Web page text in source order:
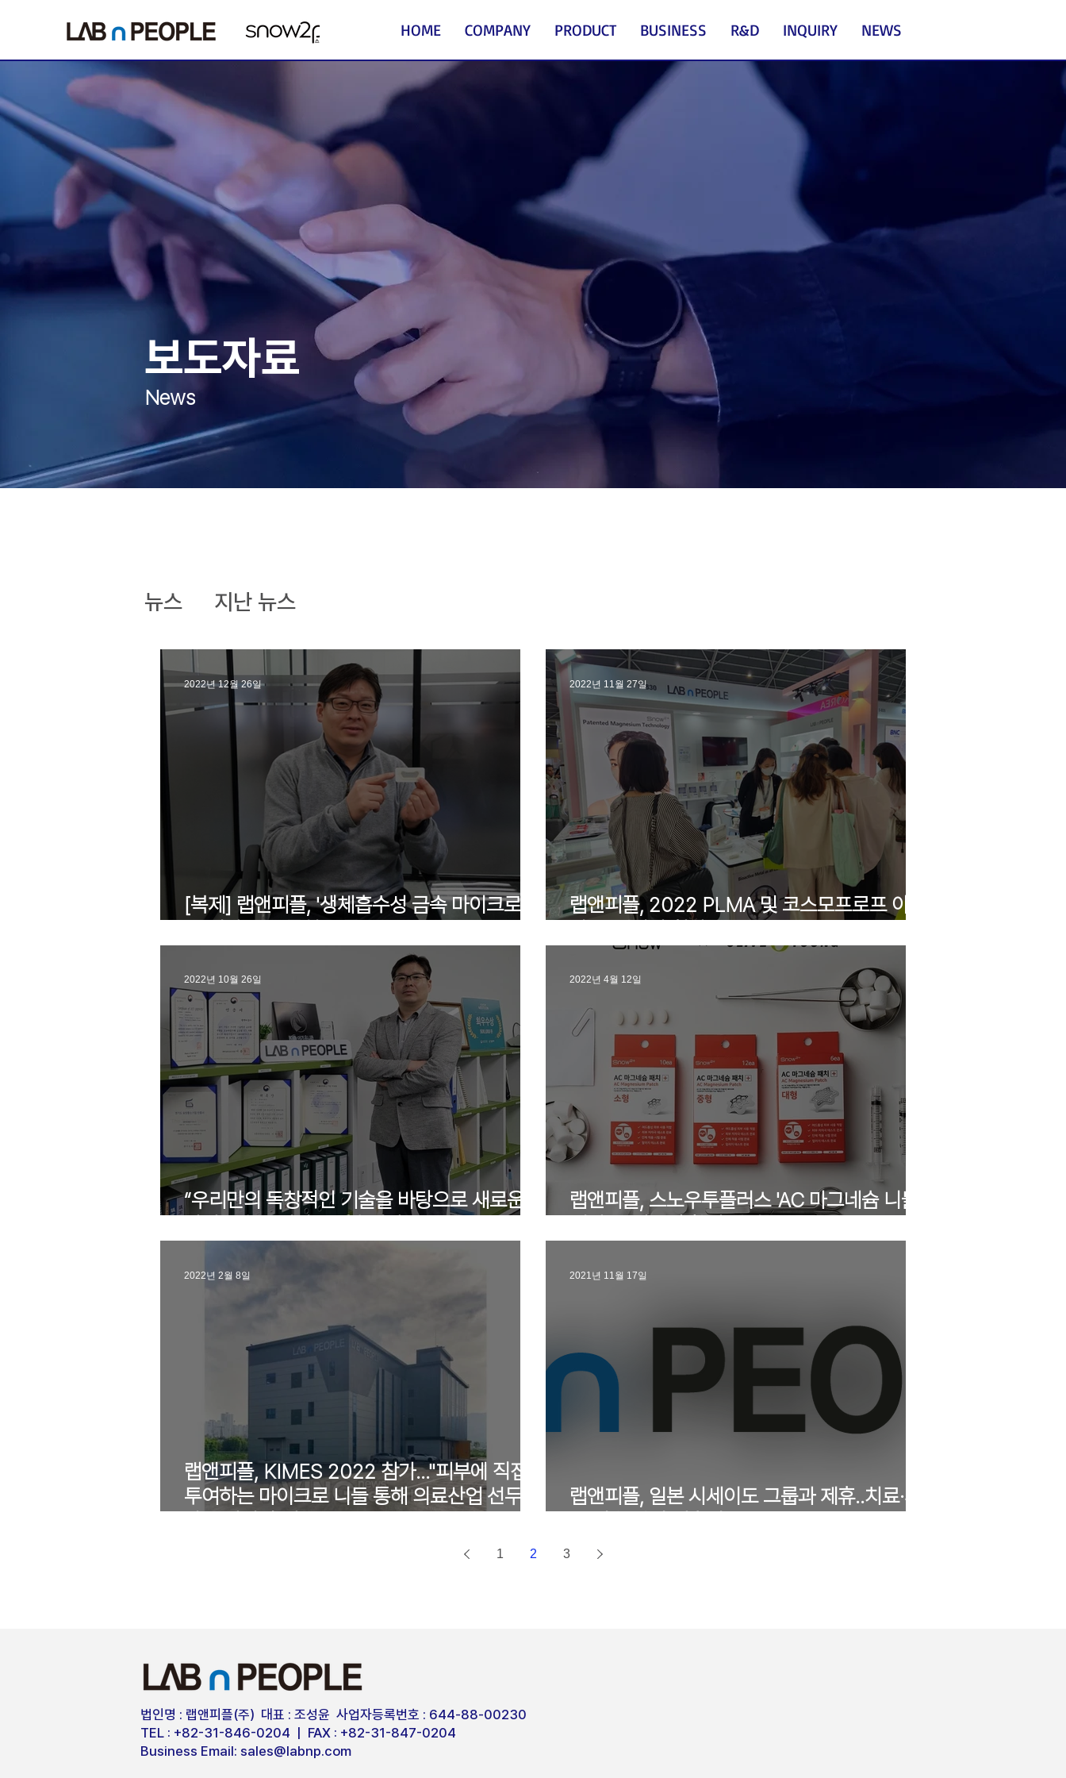
HOME COMPANY PRODUCT BUSINESS R&D INQUIRY NEWS
보도자료
News
뉴스 지난 뉴스
[복제] 랩앤피플, '생체흡수성 금속 마이크로니
2022년 12월 26일
랩앤피플, 2022 PLMA 및 코스모프로프 아시
2022년 11월 27일
“우리만의 독창적인 기술을 바탕으로 새로운
2022년 10월 26일
랩앤피플, 스노우투플러스 'AC 마그네슘 니들
2022년 4월 12일
랩앤피플, KIMES 2022 참가..."피부에 직접
투여하는 마이크로 니들 통해 의료산업 선두주
2022년 2월 8일
랩앤피플, 일본 시세이도 그룹과 제휴..치료·피
2021년 11월 17일
1 2 3
법인명 : 랩앤피플(주) 대표 : 조성윤 사업자등록번호 : 644-88-00230
TEL : +82-31-846-0204 | FAX : +82-31-847-0204
Business Email: sales@labnp.com